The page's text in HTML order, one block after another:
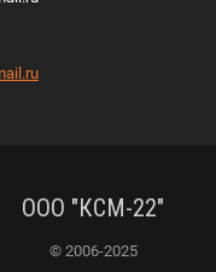
ООО "КСМ-22"
© 2006-2025